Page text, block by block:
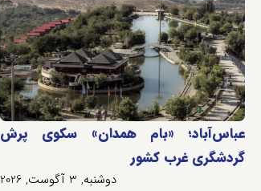
عباس‌آباد؛ «بام همدان» سکوی پرش
گردشگری غرب کشور
دوشنبه, 3 آگوست, 2026